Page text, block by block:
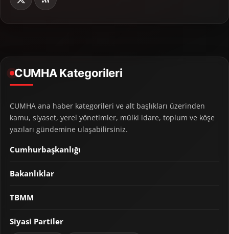
CUMHA Kategorileri
CUMHA ana haber kategorileri ve alt başlıkları üzerinden
kamu, siyaset, yerel yönetimler, mülki idare, toplum ve köşe
yazıları gündemine ulaşabilirsiniz.
Cumhurbaşkanlığı
Bakanlıklar
TBMM
Siyasi Partiler